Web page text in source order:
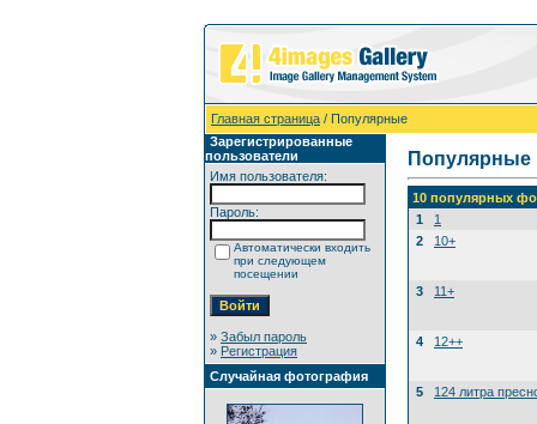
Главная страница / Популярные
Зарегистрированные
пользователи
Имя пользователя:
Пароль:
Автоматически входить
при следующем
посещении
» Забыл пароль
» Регистрация
Случайная фотография
Популярные
10 популярных
1
1
2
10+
3 11+
4 12++
5 124 литра